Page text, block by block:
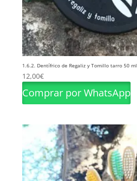
1.6.2. Dentífrico de Regaliz y Tomillo tarro 50 ml
12,00€
Comprar por WhatsApp